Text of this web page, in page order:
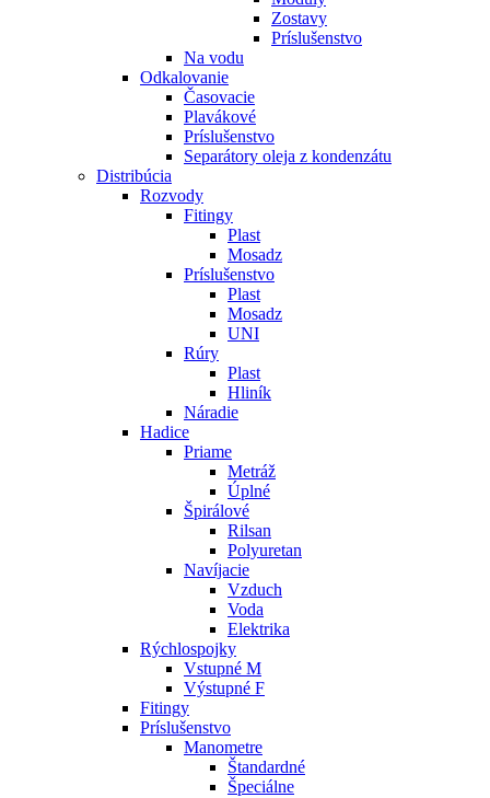
Zostavy
Príslušenstvo
Na vodu
Odkalovanie
Časovacie
Plavákové
Príslušenstvo
Separátory oleja z kondenzátu
Distribúcia
Rozvody
Fitingy
Plast
Mosadz
Príslušenstvo
Plast
Mosadz
UNI
Rúry
Plast
Hliník
Náradie
Hadice
Priame
Metráž
Úplné
Špirálové
Rilsan
Polyuretan
Navíjacie
Vzduch
Voda
Elektrika
Rýchlospojky
Vstupné M
Výstupné F
Fitingy
Príslušenstvo
Manometre
Štandardné
Špeciálne